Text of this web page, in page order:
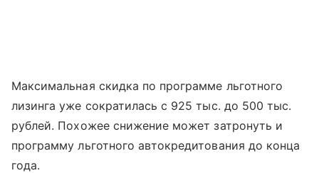
Максимальная скидка по программе льготного
лизинга уже сократилась с 925 тыс. до 500 тыс.
рублей. Похожее снижение может затронуть и
программу льготного автокредитования до конца
года.